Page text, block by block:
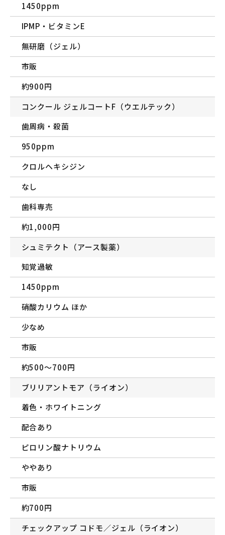
1450ppm
IPMP・ビタミンE
無研磨（ジェル）
市販
約900円
コンクール ジェルコートF（ウエルテック）
歯周病・殺菌
950ppm
クロルヘキシジン
なし
歯科専売
約1,000円
シュミテクト（アース製薬）
知覚過敏
1450ppm
硝酸カリウム ほか
少なめ
市販
約500〜700円
ブリリアントモア（ライオン）
着色・ホワイトニング
配合あり
ピロリン酸ナトリウム
ややあり
市販
約700円
チェックアップ コドモ／ジェル（ライオン）